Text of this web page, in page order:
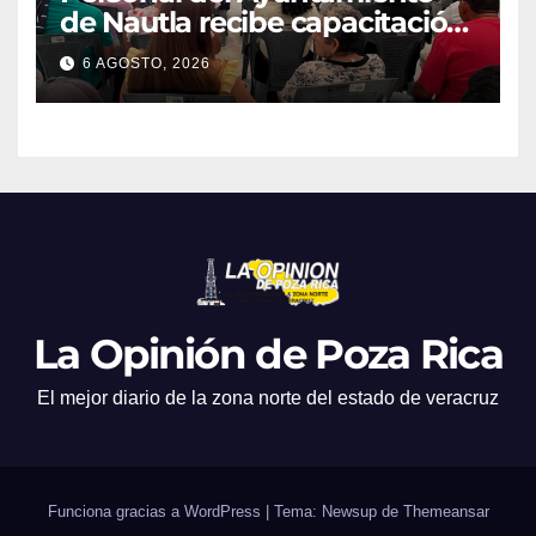
de Nautla recibe capacitación
en atención a emergencias
6 AGOSTO, 2026
La Opinión de Poza Rica
El mejor diario de la zona norte del estado de veracruz
Funciona gracias a WordPress Tema: Newsup de Themeansar